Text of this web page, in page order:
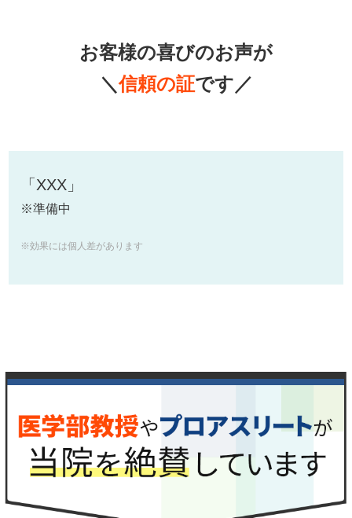
お客様の喜びのお声が
＼信頼の証です／
「XXX」
※準備中
※効果には個人差があります